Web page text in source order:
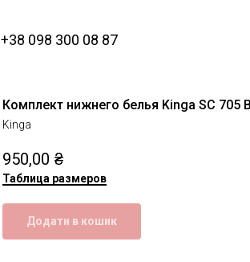
+38 098 300 08 87
Комплект нижнего белья Kinga SC 705
Kinga
950,00 ₴
Таблица размеров
Додати в кошик